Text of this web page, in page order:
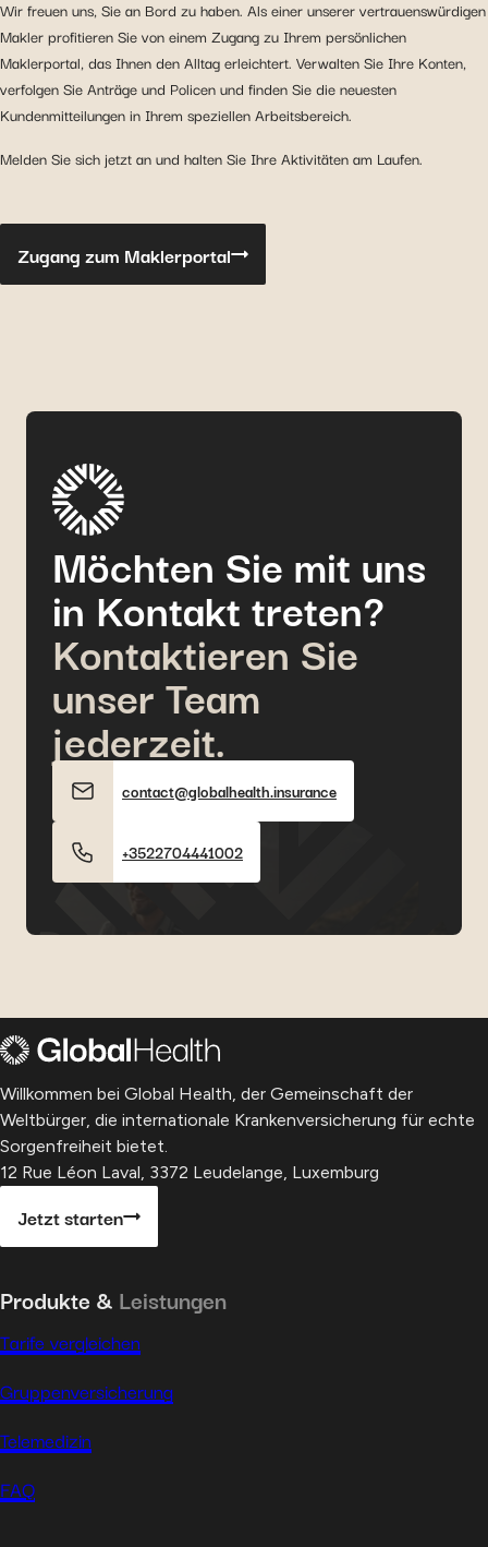
Wir freuen uns, Sie an Bord zu haben. Als einer unserer vertrauenswürdigen
Makler profitieren Sie von einem Zugang zu Ihrem persönlichen
Maklerportal, das Ihnen den Alltag erleichtert. Verwalten Sie Ihre Konten,
verfolgen Sie Anträge und Policen und finden Sie die neuesten
Kundenmitteilungen in Ihrem speziellen Arbeitsbereich.
Melden Sie sich jetzt an und halten Sie Ihre Aktivitäten am Laufen.
Zugang zum Maklerportal
Möchten Sie mit uns
in Kontakt treten?
Kontaktieren Sie
unser Team
jederzeit.
contact@globalhealth.insurance
+3522704441002
Willkommen bei Global Health, der Gemeinschaft der
Weltbürger, die internationale Krankenversicherung für echte
Sorgenfreiheit bietet.
12 Rue Léon Laval, 3372 Leudelange, Luxemburg
Jetzt starten
Produkte & Leistungen
Tarife vergleichen
Gruppenversicherung
Telemedizin
FAQ